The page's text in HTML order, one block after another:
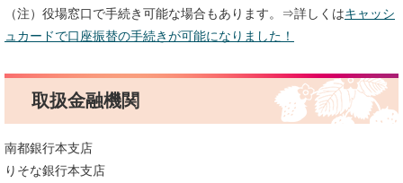
（注）役場窓口で手続き可能な場合もあります。⇒詳しくはキャッシ
ュカードで口座振替の手続きが可能になりました！​
取扱金融機関
南都銀行本支店
りそな銀行本支店